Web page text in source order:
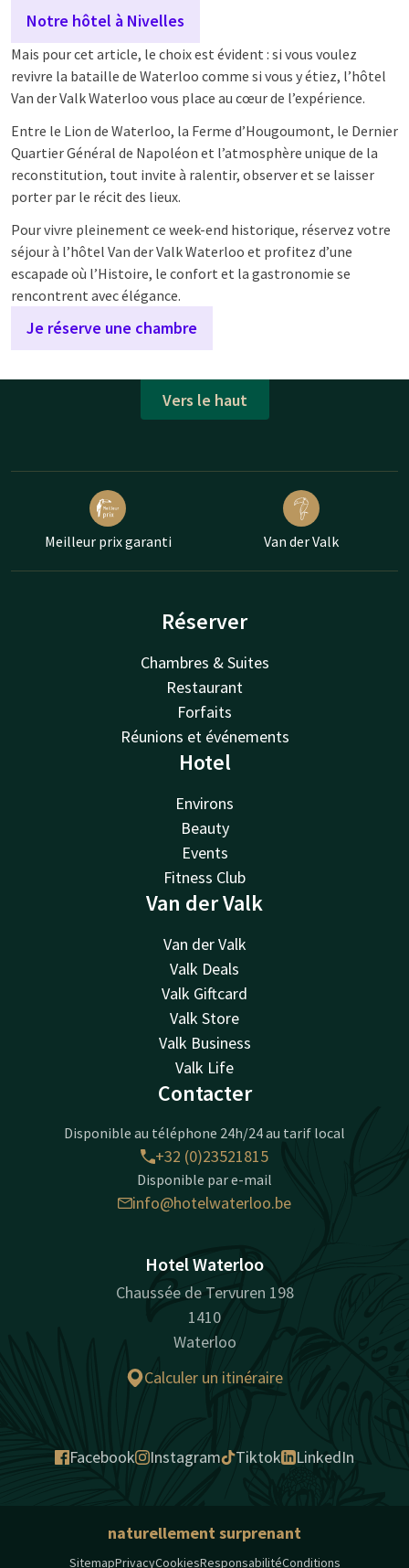
Notre hôtel à Nivelles
Mais pour cet article, le choix est évident : si vous voulez
revivre la bataille de Waterloo comme si vous y étiez, l’hôtel
Van der Valk Waterloo vous place au cœur de l’expérience.
Entre le Lion de Waterloo, la Ferme d’Hougoumont, le Dernier
Quartier Général de Napoléon et l’atmosphère unique de la
reconstitution, tout invite à ralentir, observer et se laisser
porter par le récit des lieux.
Pour vivre pleinement ce week-end historique, réservez votre
séjour à l’hôtel Van der Valk Waterloo et profitez d’une
escapade où l’Histoire, le confort et la gastronomie se
rencontrent avec élégance.
Je réserve une chambre
Vers le haut
Meilleur prix garanti Van der Valk
Réserver
Chambres & Suites
Restaurant
Forfaits
Réunions et événements
Hotel
Environs
Beauty
Events
Fitness Club
Van der Valk
Van der Valk
Valk Deals
Valk Giftcard
Valk Store
Valk Business
Valk Life
Contacter
Disponible au téléphone 24h/24 au tarif local
+32 (0)23521815
Disponible par e-mail
info@hotelwaterloo.be
Hotel Waterloo
Chaussée de Tervuren 198
1410
Waterloo
Calculer un itinéraire
Facebook Instagram Tiktok LinkedIn
naturellement surprenant
SitemapPrivacyCookiesResponsabilitéConditions